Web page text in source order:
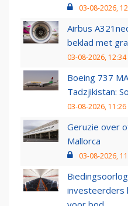
03-08-2026,
Airbus
beklad met
03-08-2026, 12:34
Boeing 737
Tadzjikistan:
03-08-2026, 11:26
Geruzie over
Mallorca
03-08-2026,
investeerders